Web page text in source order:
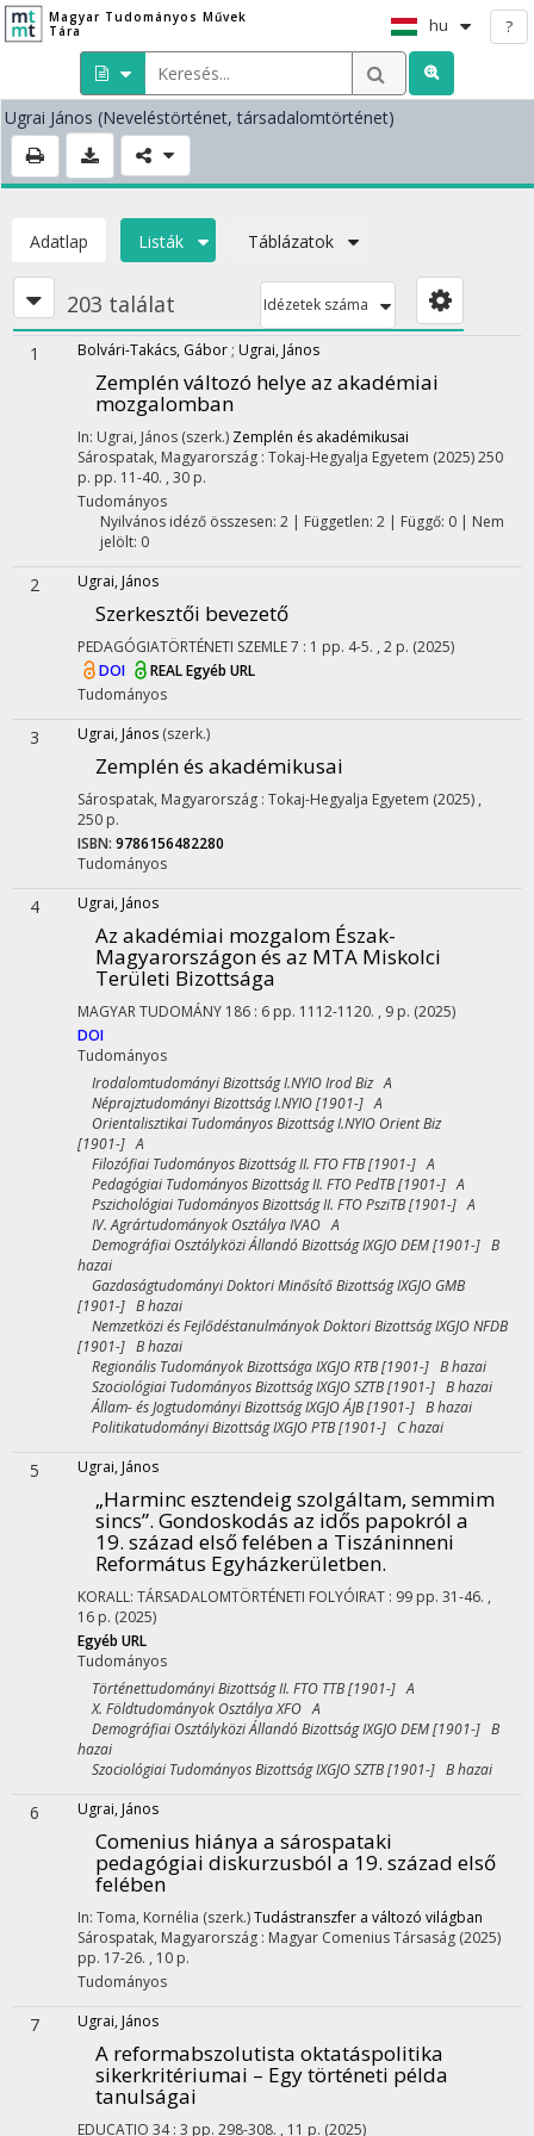
Magyar Tudományos Művek
Tára
hu ?
Ugrai János (Neveléstörténet, társadalomtörténet)
Adatlap Listák Táblázatok
203 találat Idézetek száma
1 Bolvári-Takács, Gábor ; Ugrai, János
Zemplén változó helye az akadémiai
mozgalomban
In: Ugrai, János (szerk.) Zemplén és akadémikusai
Sárospatak, Magyarország : Tokaj-Hegyalja Egyetem (2025)250
p. pp. 11-40. , 30 p.
Tudományos
Nyilvános idéző összesen: 2| Független: 2 | Függő: 0 | Nem
jelölt: 0
2 Ugrai, János
Szerkesztői bevezető
PEDAGÓGIATÖRTÉNETI SZEMLE7 : 1 pp. 4-5. , 2 p. (2025)
DOI
REALEgyéb URL
Tudományos
3 Ugrai, János (szerk.)
Zemplén és akadémikusai
Sárospatak, Magyarország : Tokaj-Hegyalja Egyetem (2025) ,
250 p.
ISBN: 9786156482280
Tudományos
4 Ugrai, János
Az akadémiai mozgalom Észak-
Magyarországon és az MTA Miskolci
Területi Bizottsága
MAGYAR TUDOMÁNY 186 : 6 pp. 1112-1120. , 9 p. (2025)
DOI
Tudományos
Irodalomtudományi Bizottság I.NYIO Irod Biz A
Néprajztudományi Bizottság I.NYIO [1901-] A
Orientalisztikai Tudományos Bizottság I.NYIO Orient Biz
[1901-] A
Filozófiai Tudományos Bizottság II. FTO FTB [1901-] A
Pedagógiai Tudományos Bizottság II. FTO PedTB [1901-] A
Pszichológiai Tudományos Bizottság II. FTO PsziTB [1901-] A
IV. Agrártudományok Osztálya IVAO A
Demográfiai Osztályközi Állandó Bizottság IXGJO DEM [1901-] B
hazai
Gazdaságtudományi Doktori Minősítő Bizottság IXGJO GMB
[1901-] B hazai
Nemzetközi és Fejlődéstanulmányok Doktori Bizottság IXGJO NFDB
[1901-] B hazai
Regionális Tudományok Bizottsága IXGJO RTB [1901-] B hazai
Szociológiai Tudományos Bizottság IXGJO SZTB [1901-] B hazai
Állam- és Jogtudományi Bizottság IXGJO ÁJB [1901-] B hazai
Politikatudományi Bizottság IXGJO PTB [1901-] C hazai
5 Ugrai, János
„Harminc esztendeig szolgáltam, semmim
sincs”. Gondoskodás az idős papokról a
19. század első felében a Tiszáninneni
Református Egyházkerületben.
KORALL: TÁRSADALOMTÖRTÉNETI FOLYÓIRAT : 99 pp. 31-46. ,
16 p. (2025)
Egyéb URL
Tudományos
Történettudományi Bizottság II. FTO TTB [1901-] A
X. Földtudományok Osztálya XFO A
Demográfiai Osztályközi Állandó Bizottság IXGJO DEM [1901-] B
hazai
Szociológiai Tudományos Bizottság IXGJO SZTB [1901-] B hazai
6 Ugrai, János
Comenius hiánya a sárospataki
pedagógiai diskurzusból a 19. század első
felében
In: Toma, Kornélia (szerk.)Tudástranszfer a változó világban
Sárospatak, Magyarország : Magyar Comenius Társaság (2025)
pp. 17-26. , 10 p.
Tudományos
7 Ugrai, János
A reformabszolutista oktatáspolitika
sikerkritériumai – Egy történeti példa
tanulságai
EDUCATIO 34: 3 pp. 298-308. , 11 p. (2025)